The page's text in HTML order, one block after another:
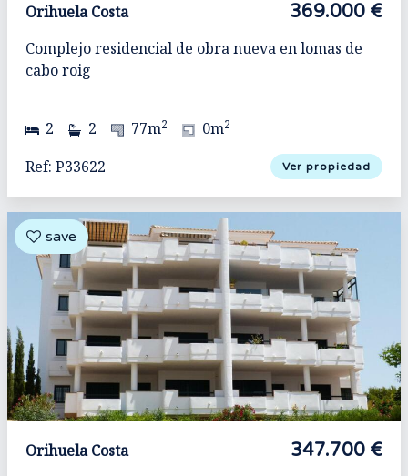
Orihuela Costa 369.000 €
Complejo residencial de obra nueva en lomas de
cabo roig
2 2 77m2 0m2
Ref: P33622 Ver propiedad
Orihuela Costa 347.700 €